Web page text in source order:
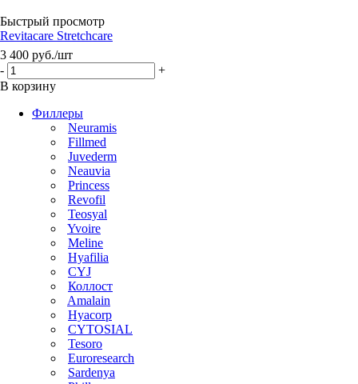
Быстрый просмотр
Revitacare Stretchcare
3 400 руб./шт
-
+
В корзину
Филлеры
Neuramis
Fillmed
Juvederm
Neauvia
Princess
Revofil
Teosyal
Yvoire
Meline
Hyafilia
CYJ
Коллост
Amalain
Hyacorp
CYTOSIAL
Tesoro
Euroresearch
Sardenya